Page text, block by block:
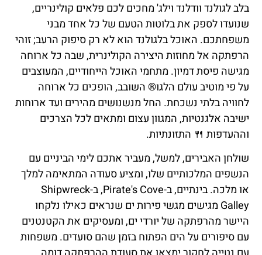
בלב לגולנד וודלנד וילג' מחכים לכם פלאים קולינריים,
שנועדו לספק את בלוטות הטעם של כל אחד מבני
משפחתכם. האוכל בלגולנד הוא לא רק סיפוק הרעב; זוהי
הרפתקה אל מחוזות היצירה הקולינרית, שבה כל ארוחה
מגישה פיסת דמיון. מתחמי האוכל הייחודיים, המעוצבים
על פי מוטיב עולם הלגו® השובב, הופכים כל ארוחה
לחוויה בלתי נשכחת. החל מנשנושים מהירים ועד ארוחות
ישיבה אלגנטיות, המגוון עצום ומתאים לכל הצרכים
וההעדפות 🍴 התזונתיות.
שולחן האבירים, למשל, מעביר אתכם לימי הביניים עם
הנשפים המלכותיים שלו, ומציע סעודה המתאימה למלך
או מלכה. בינתיים, ב-Pirate's Cove, ב-Shipwreck
Galley מגישים מגשי פירות ים שנראים כאילו נלקחו
היישר מהרפתקה של יורדי ים, ומעסיקים את הקטנטנים
עם סיפורים על הים הפתוח בזמן שהם סועדים. משפחות